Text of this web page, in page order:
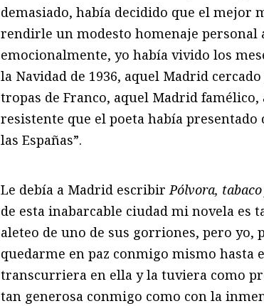
demasiado, había decidido que el mejor
rendirle un modesto homenaje personal
emocionalmente, yo había vivido los
la Navidad de 1936, aquel Madrid
tropas de Franco, aquel Madrid
resistente que el poeta había presentado
las Españas”.
Le debía a Madrid escribir Pólvora,
de esta inabarcable ciudad mi novela es
aleteo de uno de sus gorriones, pero yo,
quedarme en paz conmigo mismo hasta
transcurriera en ella y la tuviera como
tan generosa conmigo como con la